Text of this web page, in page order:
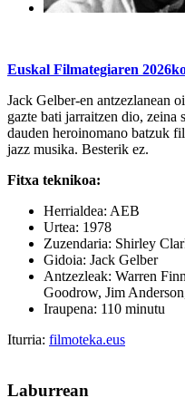
Euskal Filmategiaren
Jack Gelber-en antzezlanean
gazte bati jarraitzen dio, zeina
dauden heroinomano batzuk
jazz musika. Besterik ez.
Fitxa teknikoa:
Herrialdea: AEB
Urtea: 1978
Zuzendaria: Shirley
Gidoia: Jack Gelber
Antzezleak: Warren
Goodrow, Jim
Iraupena: 110 minutu
Iturria: filmoteka.eus
Laburrean